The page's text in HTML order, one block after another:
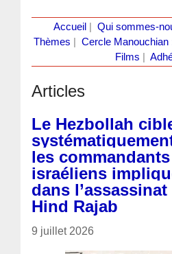
Accueil Qui sommes-
Thèmes
Cercle Manouchian
Films
Articles
Le Hezbollah
les commandants
israéliens
dans l’assassinat
Hind Rajab
9 juillet 2026